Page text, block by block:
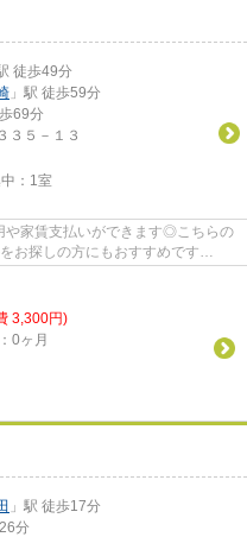
徒歩49分
」駅 徒歩59分
69分
３３５－１３
： 1室
や家賃支払いができます◎こちらの
お探しの方にもおすすめです
3,300円)
0ヶ月
」駅 徒歩17分
分